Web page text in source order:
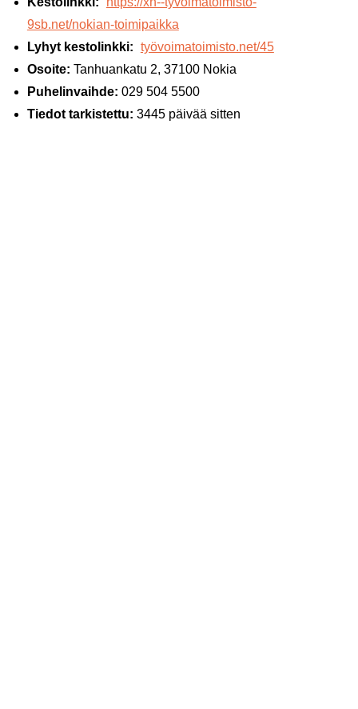
9sb.net/nokian-toimipaikka
Lyhyt kestolinkki: työvoimatoimisto.net/45
Osoite: Tanhuankatu 2, 37100 Nokia
Puhelinvaihde: 029 504 5500
Tiedot tarkistettu: 3445 päivää sitten